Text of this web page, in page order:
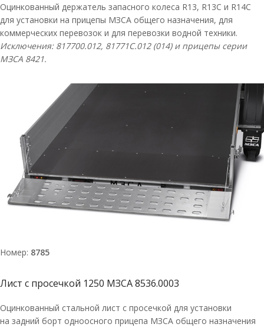
Оцинкованный держатель запасного колеса R13, R13C и R14С
для установки на прицепы МЗСА общего назначения, для
коммерческих перевозок и для перевозки водной техники.
Исключения: 817700.012, 81771C.012 (014) и прицепы серии
МЗСА 8421.
Номер: 8785
Лист с просечкой 1250 МЗСА 8536.0003
Оцинкованный стальной лист с просечкой для установки
на задний борт одноосного прицепа МЗСА общего назначения